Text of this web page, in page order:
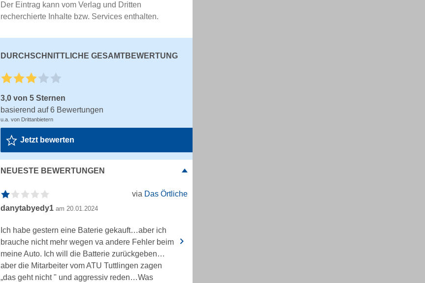
Der Eintrag kann vom Verlag und Dritten
recherchierte Inhalte bzw. Services enthalten.
DURCHSCHNITTLICHE GESAMTBEWERTUNG
3,0 von 5 Sternen
basierend auf 6 Bewertungen
u.a. von Drittanbietern
Jetzt bewerten
NEUESTE BEWERTUNGEN
via Das Örtliche
danytabyedy1 am 20.01.2024
Ich habe gestern eine Baterie gekauft…aber ich
brauche nicht mehr wegen va andere Fehler beim
meine Auto. Ich will die Batterie zurückgeben…
aber die Mitarbeiter vom ATU Tuttlingen zagen
„das geht nicht " und aggressiv reden…Was